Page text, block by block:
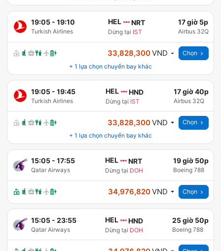
19:05- 19:10
Turkish Airlines
HEL NRT
Dừng tại IST
17 giờ 5p
Airbus 32Q
33,828,300VND
Chọn
+ 1 lựa chọn chuyến bay khác
19:05- 19:45
Turkish Airlines
HEL HND
Dừng tại IST
17 giờ 40p
Airbus 32Q
33,828,300VND
Chọn
+ 1 lựa chọn chuyến bay khác
15:05- 17:55
Qatar Airways
HEL NRT
Dừng tại DOH
19 giờ 50p
Boeing 788
34,976,820VND Chọn
15:05- 23:55
Qatar Airways
HEL HND
Dừng tại DOH
25 giờ 50p
Boeing 788